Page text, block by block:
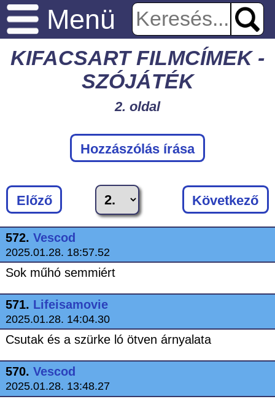
Menü
KIFACSART FILMCÍMEK -
SZÓJÁTÉK
2. oldal
Hozzászólás írása
Előző Következő
572. Vescod
2025.01.28. 18:57.52
Sok műhó semmiért
571. Lifeisamovie
2025.01.28. 14:04.30
Csutak és a szürke ló ötven árnyalata
570. Vescod
2025.01.28. 13:48.27